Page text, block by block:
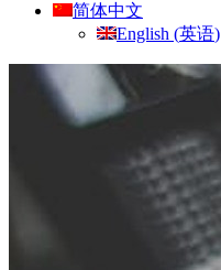
简体中文
English (英语)